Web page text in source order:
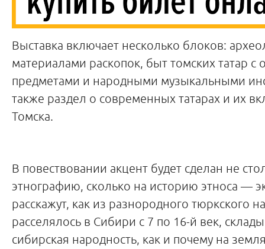
Выставка включает несколько блоков:
материалами раскопок, быт томских татар
предметами и народными музыкальными
также раздел о современных татарах и их
Томска.
В повествовании акцент будет сделан не
этнографию, сколько на историю этноса —
расскажут, как из разнородного тюркского
расселялось в Сибири с 7 по 16-й век,
сибирская народность, как и почему на